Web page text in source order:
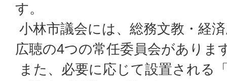
す。
小林市議会には、総務文教・経
広聴の4つの常任委員会がありま
また、必要に応じて設置される